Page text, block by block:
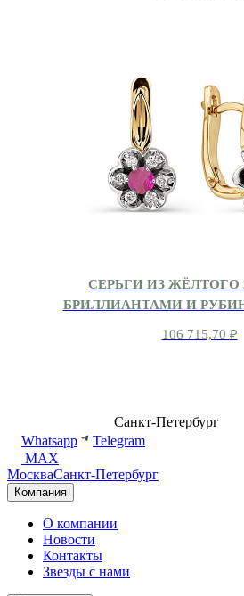
СЕРЬГИ ИЗ ЖЁЛТОГО
БРИЛЛИАНТАМИ И
106 715,70 ₽
Санкт-Петербург
Whatsapp
Telegram
MAX
МоскваСанкт-Петербург
Компания
О компании
Новости
Контакты
Звезды с нами